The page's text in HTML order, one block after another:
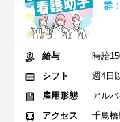
群
給与
時給
シフト
雇用形態
アル
アクセス
千鳥橋